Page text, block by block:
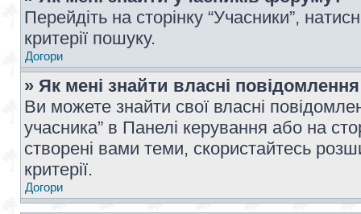
Перейдіть на сторінку “Учасники”,
критерії пошуку.
Догори
» Як мені знайти власні
Ви можете знайти свої власні
учасника” в Панелі керування або на
створені вами теми, скористайтесь
критерії.
Догори